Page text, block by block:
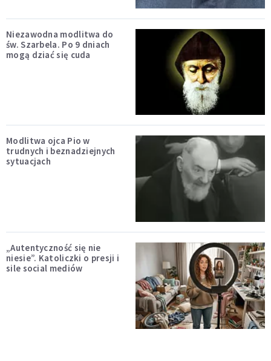
Niezawodna modlitwa do
św. Szarbela. Po 9 dniach
mogą dziać się cuda
Modlitwa ojca Pio w
trudnych i beznadziejnych
sytuacjach
„Autentyczność się nie
niesie”. Katoliczki o presji i
sile social mediów